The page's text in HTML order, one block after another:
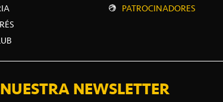
PATROCINADORES
NEWSLETTER